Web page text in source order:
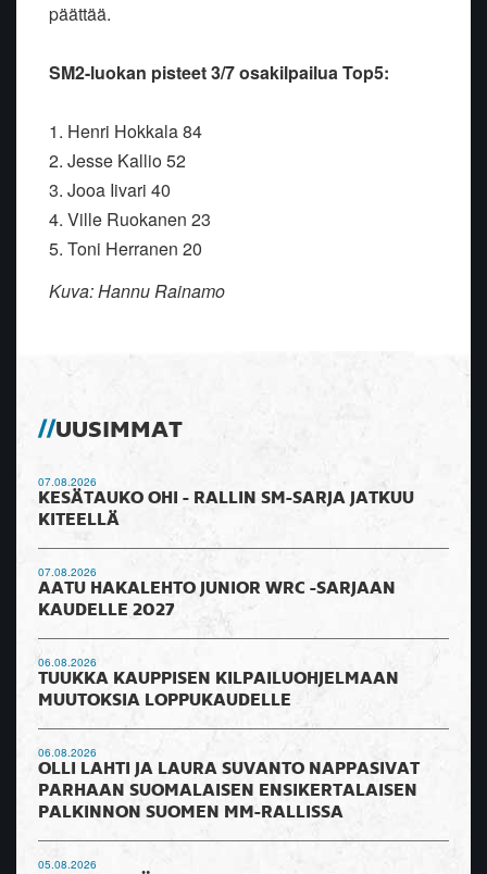
päättää.
SM2-luokan pisteet 3/7 osakilpailua Top5:
1. Henri Hokkala 84
2. Jesse Kallio 52
3. Jooa Iivari 40
4. Ville Ruokanen 23
5. Toni Herranen 20
Kuva: Hannu Rainamo
UUSIMMAT
07.08.2026
KESÄTAUKO OHI - RALLIN SM-SARJA JATKUU
KITEELLÄ
07.08.2026
AATU HAKALEHTO JUNIOR WRC -SARJAAN
KAUDELLE 2027
06.08.2026
TUUKKA KAUPPISEN KILPAILUOHJELMAAN
MUUTOKSIA LOPPUKAUDELLE
06.08.2026
OLLI LAHTI JA LAURA SUVANTO NAPPASIVAT
PARHAAN SUOMALAISEN ENSIKERTALAISEN
PALKINNON SUOMEN MM-RALLISSA
05.08.2026